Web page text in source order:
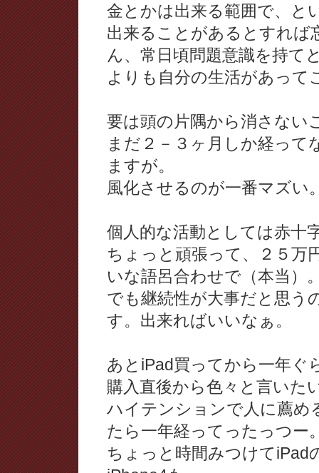
金とかは出来る範囲で、と
出来ることがあるとすれば
ん、常日頃問題意識を持て
よりも自分の生活があって
要は頭の片隅から消さない
まだ２－３ヶ月しか経っ
ますが。
風化させるのが一番マズい
個人的な活動としては赤十
ちょっと頑張って、２５
いな語呂合わせで（本当）
でも継続性が大事だと思う
す。出来ればいいなぁ。
あとiPad買ってから一年ぐ
購入直後から色々と言いた
ハイテンションで人に薦
たら一年経ってったっつー
ちょっと時間みつけてiPad